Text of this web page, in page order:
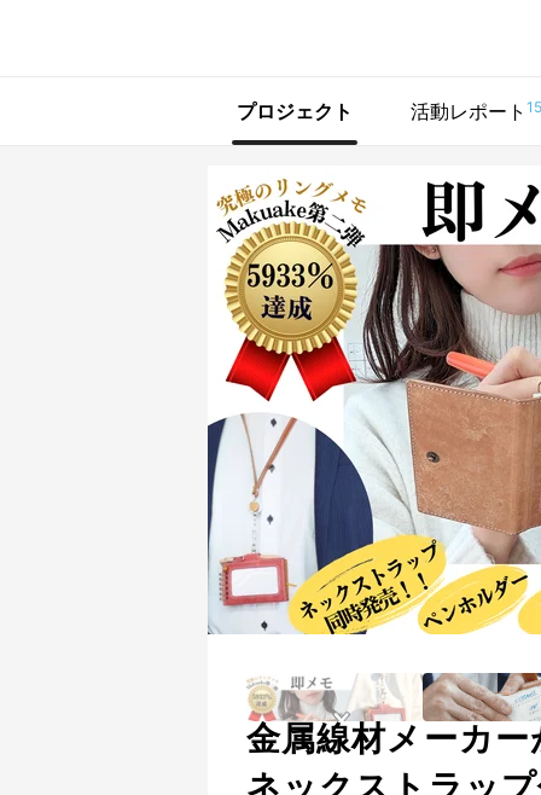
プロジェクト 活動レポート 15
金属線材メーカ
ネックストラッ